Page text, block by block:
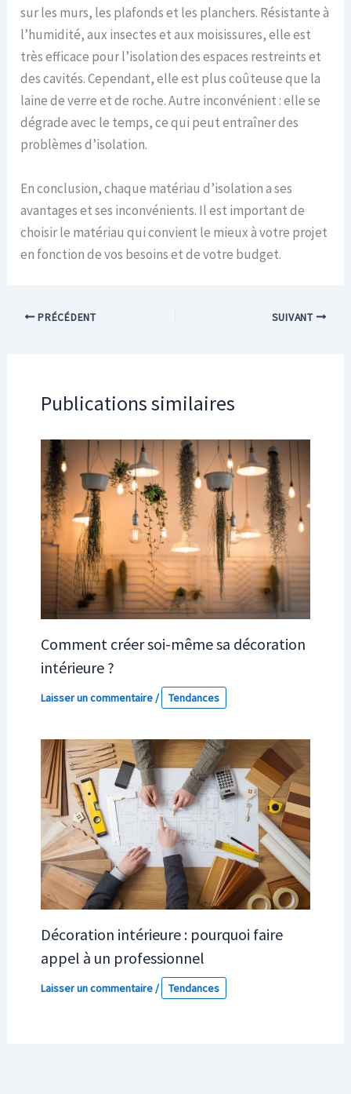
sur les murs, les plafonds et les planchers. Résistante à
l’humidité, aux insectes et aux moisissures, elle est
très efficace pour l’isolation des espaces restreints et
des cavités. Cependant, elle est plus coûteuse que la
laine de verre et de roche. Autre inconvénient : elle se
dégrade avec le temps, ce qui peut entraîner des
problèmes d’isolation.
En conclusion, chaque matériau d’isolation a ses
avantages et ses inconvénients. Il est important de
choisir le matériau qui convient le mieux à votre projet
en fonction de vos besoins et de votre budget.
PRÉCÉDENT SUIVANT
Publications similaires
Comment créer soi-même sa décoration
intérieure ?
Laisser un commentaire/ Tendances
Décoration intérieure : pourquoi faire
appel à un professionnel
Laisser un commentaire/ Tendances